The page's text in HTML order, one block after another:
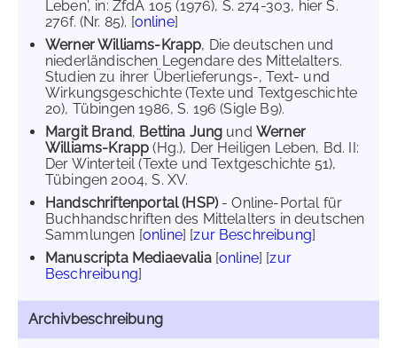
Leben', in: ZfdA 105 (1976), S. 274-303, hier S.
276f. (Nr. 85). [online]
Werner Williams-Krapp, Die deutschen und
niederländischen Legendare des Mittelalters.
Studien zu ihrer Überlieferungs-, Text- und
Wirkungsgeschichte (Texte und Textgeschichte
20), Tübingen 1986, S. 196 (Sigle B9).
Margit Brand, Bettina Jung und Werner
Williams-Krapp(Hg.), Der Heiligen Leben, Bd. II:
Der Winterteil (Texte und Textgeschichte 51),
Tübingen 2004, S. XV.
Handschriftenportal (HSP)- Online-Portal für
Buchhandschriften des Mittelalters in deutschen
Sammlungen [online] [zur Beschreibung]
Manuscripta Mediaevalia[online] [zur
Beschreibung]
Archivbeschreibung